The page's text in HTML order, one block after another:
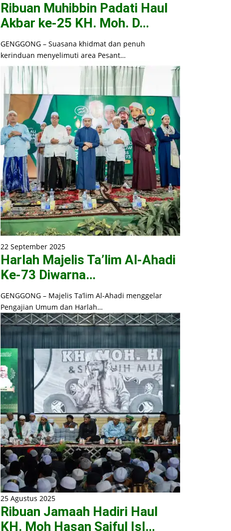
Ribuan Muhibbin Padati Haul
Akbar ke-25 KH. Moh. D…
GENGGONG – Suasana khidmat dan penuh
kerinduan menyelimuti area Pesant…
22 September 2025
Harlah Majelis Ta’lim Al-Ahadi
Ke-73 Diwarna…
GENGGONG – Majelis Ta’lim Al-Ahadi menggelar
Pengajian Umum dan Harlah…
25 Agustus 2025
Ribuan Jamaah Hadiri Haul
KH. Moh Hasan Saiful Isl…